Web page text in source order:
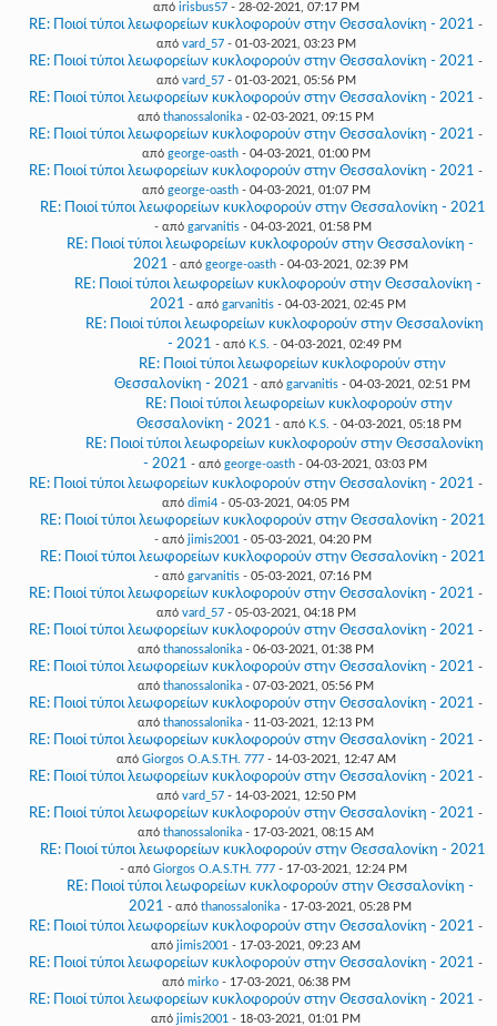
από irisbus57- 28-02-2021, 07:17 PM
RE: Ποιοί τύποι λεωφορείων κυκλοφορούν στην Θεσσαλονίκη - 2021 -
από vard_57- 01-03-2021, 03:23 PM
RE: Ποιοί τύποι λεωφορείων κυκλοφορούν στην Θεσσαλονίκη - 2021 -
από vard_57- 01-03-2021, 05:56 PM
RE: Ποιοί τύποι λεωφορείων κυκλοφορούν στην Θεσσαλονίκη - 2021 -
από thanossalonika - 02-03-2021, 09:15 PM
RE: Ποιοί τύποι λεωφορείων κυκλοφορούν στην Θεσσαλονίκη - 2021 -
από george-oasth- 04-03-2021, 01:00 PM
RE: Ποιοί τύποι λεωφορείων κυκλοφορούν στην Θεσσαλονίκη - 2021 -
από george-oasth- 04-03-2021, 01:07 PM
RE: Ποιοί τύποι λεωφορείων κυκλοφορούν στην Θεσσαλονίκη - 2021
- από garvanitis - 04-03-2021, 01:58 PM
RE: Ποιοί τύποι λεωφορείων κυκλοφορούν στην Θεσσαλονίκη -
2021 - από george-oasth- 04-03-2021, 02:39 PM
RE: Ποιοί τύποι λεωφορείων κυκλοφορούν στην Θεσσαλονίκη -
2021 - από garvanitis- 04-03-2021, 02:45 PM
RE: Ποιοί τύποι λεωφορείων κυκλοφορούν στην Θεσσαλονίκη
- 2021 - από K.S. - 04-03-2021, 02:49 PM
RE: Ποιοί τύποι λεωφορείων κυκλοφορούν στην
Θεσσαλονίκη - 2021 - από garvanitis- 04-03-2021, 02:51 PM
RE: Ποιοί τύποι λεωφορείων κυκλοφορούν στην
Θεσσαλονίκη - 2021 - από K.S. - 04-03-2021, 05:18 PM
RE: Ποιοί τύποι λεωφορείων κυκλοφορούν στην Θεσσαλονίκη
- 2021 - από george-oasth- 04-03-2021, 03:03 PM
RE: Ποιοί τύποι λεωφορείων κυκλοφορούν στην Θεσσαλονίκη - 2021 -
από dimi4 - 05-03-2021, 04:05 PM
RE: Ποιοί τύποι λεωφορείων κυκλοφορούν στην Θεσσαλονίκη - 2021
- από jimis2001 - 05-03-2021, 04:20 PM
RE: Ποιοί τύποι λεωφορείων κυκλοφορούν στην Θεσσαλονίκη - 2021
- από garvanitis - 05-03-2021, 07:16 PM
RE: Ποιοί τύποι λεωφορείων κυκλοφορούν στην Θεσσαλονίκη - 2021 -
από vard_57- 05-03-2021, 04:18 PM
RE: Ποιοί τύποι λεωφορείων κυκλοφορούν στην Θεσσαλονίκη - 2021 -
από thanossalonika - 06-03-2021, 01:38 PM
RE: Ποιοί τύποι λεωφορείων κυκλοφορούν στην Θεσσαλονίκη - 2021 -
από thanossalonika - 07-03-2021, 05:56 PM
RE: Ποιοί τύποι λεωφορείων κυκλοφορούν στην Θεσσαλονίκη - 2021 -
από thanossalonika - 11-03-2021, 12:13 PM
RE: Ποιοί τύποι λεωφορείων κυκλοφορούν στην Θεσσαλονίκη - 2021 -
από Giorgos O.A.S.TH. 777- 14-03-2021, 12:47 AM
RE: Ποιοί τύποι λεωφορείων κυκλοφορούν στην Θεσσαλονίκη - 2021 -
από vard_57- 14-03-2021, 12:50 PM
RE: Ποιοί τύποι λεωφορείων κυκλοφορούν στην Θεσσαλονίκη - 2021 -
από thanossalonika - 17-03-2021, 08:15 AM
RE: Ποιοί τύποι λεωφορείων κυκλοφορούν στην Θεσσαλονίκη - 2021
- από Giorgos O.A.S.TH. 777- 17-03-2021, 12:24 PM
RE: Ποιοί τύποι λεωφορείων κυκλοφορούν στην Θεσσαλονίκη -
2021 - από thanossalonika - 17-03-2021, 05:28 PM
RE: Ποιοί τύποι λεωφορείων κυκλοφορούν στην Θεσσαλονίκη - 2021 -
από jimis2001 - 17-03-2021, 09:23 AM
RE: Ποιοί τύποι λεωφορείων κυκλοφορούν στην Θεσσαλονίκη - 2021 -
από mirko- 17-03-2021, 06:38 PM
RE: Ποιοί τύποι λεωφορείων κυκλοφορούν στην Θεσσαλονίκη - 2021 -
από jimis2001 - 18-03-2021, 01:01 PM